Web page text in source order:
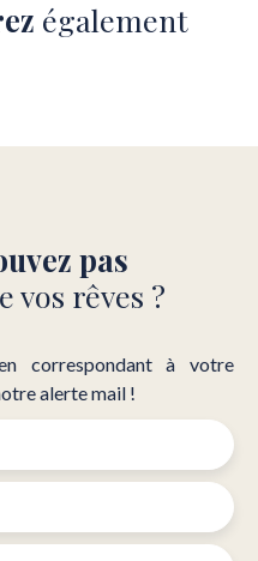
également
pas
vos rêves ?
correspondant à votre
alerte mail !